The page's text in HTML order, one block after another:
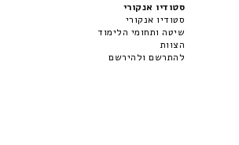
סטודיו אנקורי
סטודיו אנקורי
שיטה ותחומי הלימוד
הצוות
להתרשם ולהירשם